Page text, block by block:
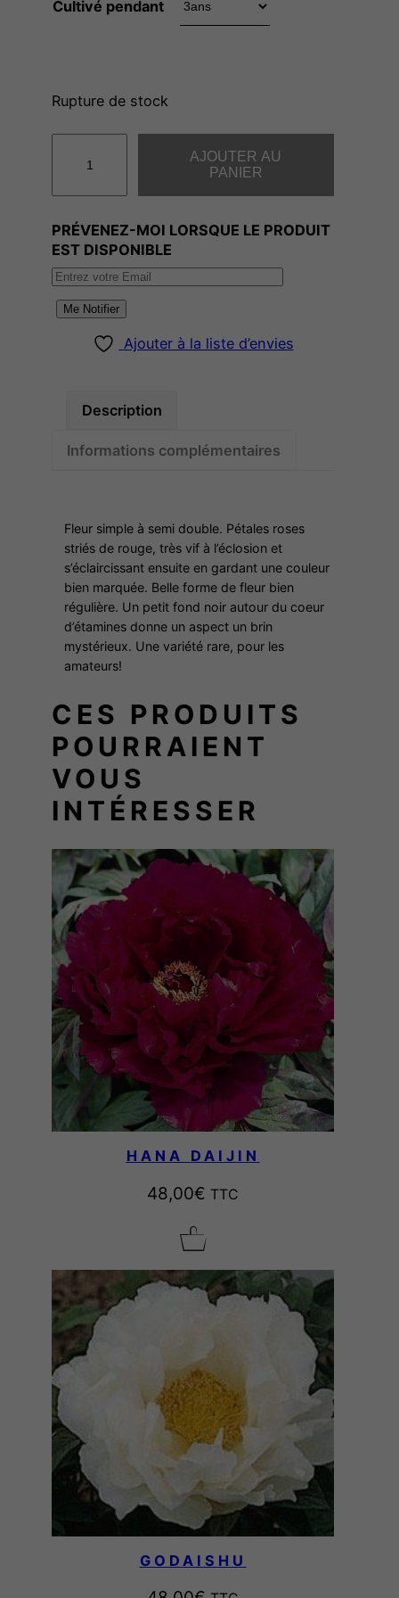
Cultivé pendant
Rupture de stock
t
i
t
é
AJOUTER AU
PANIER
PRÉVENEZ-MOI LORSQUE LE PRODUIT
EST DISPONIBLE
Me Notifier
Ajouter à la liste d’envies
Description
Informations complémentaires
Fleur simple à semi double. Pétales roses
striés de rouge, très vif à l’éclosion et
s’éclaircissant ensuite en gardant une couleur
bien marquée. Belle forme de fleur bien
régulière. Un petit fond noir autour du coeur
d’étamines donne un aspect un brin
mystérieux. Une variété rare, pour les
amateurs!
CES PRODUITS
POURRAIENT
VOUS
INTÉRESSER
HANA DAIJIN
48,00€ TTC
GODAISHU